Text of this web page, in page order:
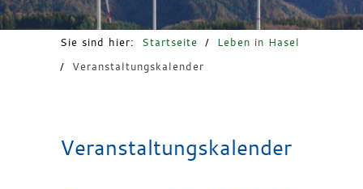
Sie sind hier: Startseite /
Leben in Hasel
/
Veranstaltungskalender
Veranstaltungskalender